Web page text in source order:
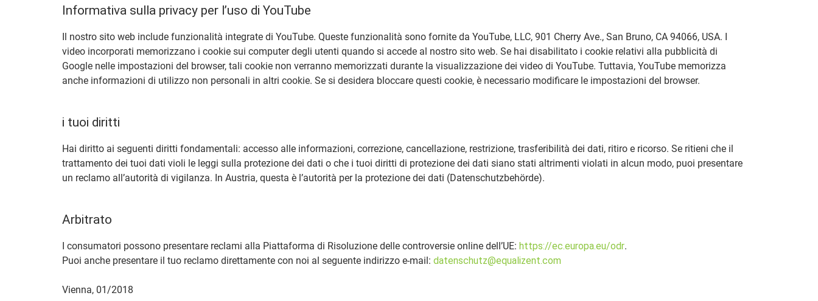
Informativa sulla privacy per l’uso di YouTube
Il nostro sito web include funzionalità integrate di YouTube. Queste funzionalità sono fornite da YouTube, LLC, 901 Cherry Ave., San Bruno, CA 94066, USA. I
video incorporati memorizzano i cookie sui computer degli utenti quando si accede al nostro sito web. Se hai disabilitato i cookie relativi alla pubblicità di
Google nelle impostazioni del browser, tali cookie non verranno memorizzati durante la visualizzazione dei video di YouTube. Tuttavia, YouTube memorizza
anche informazioni di utilizzo non personali in altri cookie. Se si desidera bloccare questi cookie, è necessario modificare le impostazioni del browser.
i tuoi diritti
Hai diritto ai seguenti diritti fondamentali: accesso alle informazioni, correzione, cancellazione, restrizione, trasferibilità dei dati, ritiro e ricorso. Se ritieni che il
trattamento dei tuoi dati violi le leggi sulla protezione dei dati o che i tuoi diritti di protezione dei dati siano stati altrimenti violati in alcun modo, puoi presentare
un reclamo all’autorità di vigilanza. In Austria, questa è l’autorità per la protezione dei dati (Datenschutzbehörde).
Arbitrato
I consumatori possono presentare reclami alla Piattaforma di Risoluzione delle controversie online dell’UE: https://ec.europa.eu/odr.
Puoi anche presentare il tuo reclamo direttamente con noi al seguente indirizzo e-mail: datenschutz@equalizent.com
Vienna, 01/2018